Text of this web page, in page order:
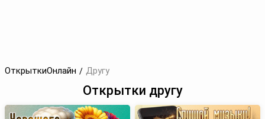
ОткрыткиОнлайн Другу
Открытки другу